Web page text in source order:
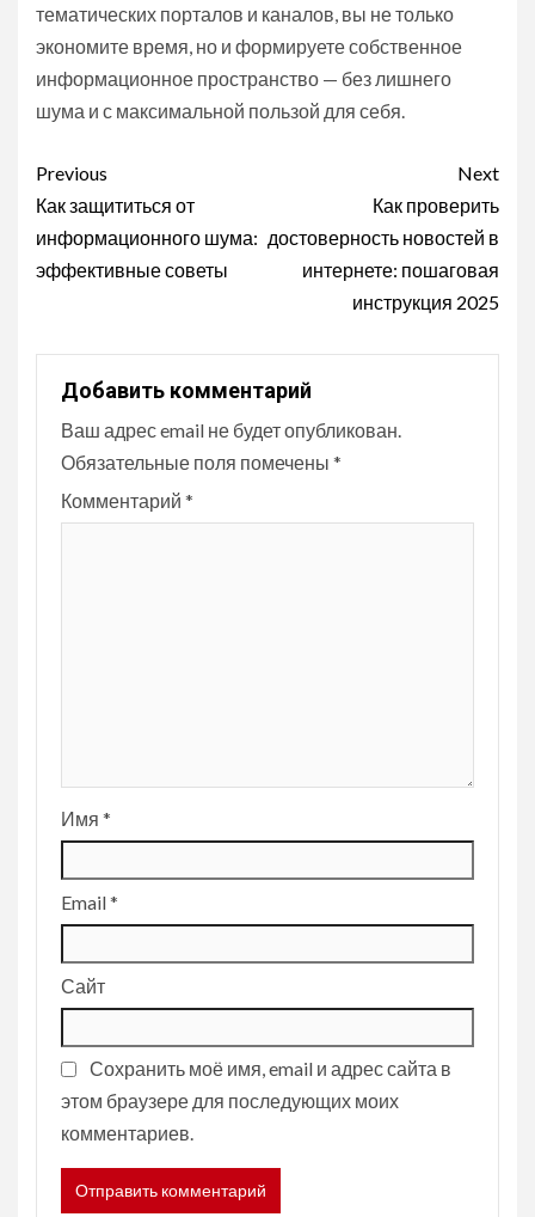
тематических порталов и каналов, вы не только
экономите время, но и формируете собственное
информационное пространство — без лишнего
шума и с максимальной пользой для себя.
Continue
Reading
Previous
Как защититься от
информационного шума:
эффективные советы
Next
Как проверить
достоверность новостей в
интернете: пошаговая
инструкция 2025
Добавить комментарий
Ваш адрес email не будет опубликован.
Обязательные поля помечены *
Комментарий *
Имя *
Email*
Сайт
Сохранить моё имя, email и адрес сайта в
этом браузере для последующих моих
комментариев.